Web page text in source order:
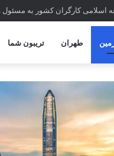
اسلامی کارگران کشور به مسئول
طهران تریبون شما